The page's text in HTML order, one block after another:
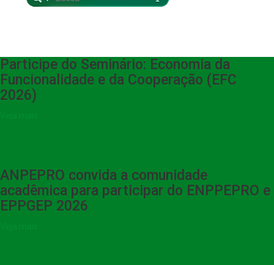
Participe do Seminário: Economia da
Funcionalidade e da Cooperação (EFC
2026)
ANPEPRO convida a comunidade
acadêmica para participar do ENPPEPRO e
EPPGEP 2026